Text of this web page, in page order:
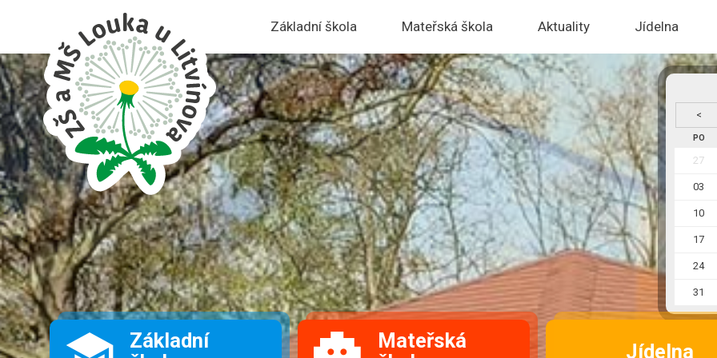
Základní škola Mateřská škola Aktuality Jídelna
<
PO
27
03
10
17
24
31
Základní
Mateřská
Jídelna